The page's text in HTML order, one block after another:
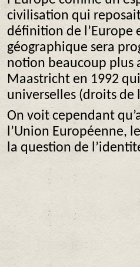
civilisation qui
définition de
géographique sera
notion beaucoup plus
Maastricht en 1992
universelles (droits de
On voit cependant
l’Union Européenne,
la question de